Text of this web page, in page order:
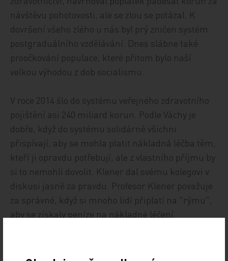
návštěvu pohotovosti, ale se zlou se potázal. K
dovršení všeho zlého u nás byl prý zničen systém
postgraduálního vzdělávání. Dnes slábne také
proočkování populace, které přitom bylo naší
velkou výhodou z dob socialismu.
V roce 2014 šlo do systému veřejného zdravotního
pojištění asi 240 miliard korun. Podle Váchy je
dobře, když do systému solidárně všichni
přispívají, aby se mohla platit nákladná léčba těm,
kteří ji opravdu potřebují, ale z vlastního příjmu by
si to nemohli dovolit. Klener dal svému kolegovi v
diskusi jasně za pravdu. Profesor Klener považuje
za správné, když si mnoho lidí připlatí na "rýmu",
aby se získaly peníze na nákladné léčení.
lékaře a pacienta. "Pacient má právo na to, aby si